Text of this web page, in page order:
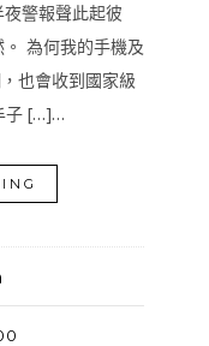
警報聲此起彼
為何我的手機及
也會收到國家級
子 […]…